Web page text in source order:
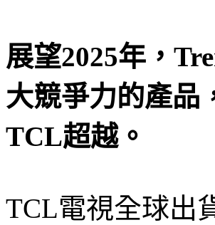
展望2025年，
大競爭力的產品
TCL超越。
TCL電視全球出